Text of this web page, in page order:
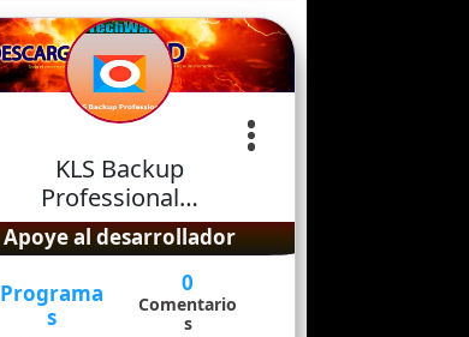
KLS Backup
Professional…
Apoye al desarrollador
Programa
s
0
Comentario
s